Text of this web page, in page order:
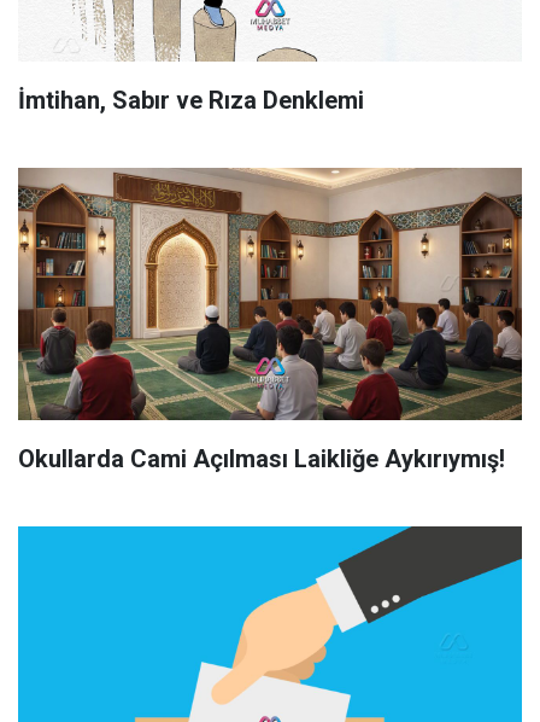
İmtihan, Sabır ve Rıza Denklemi
Okullarda Cami Açılması Laikliğe Aykırıymış!